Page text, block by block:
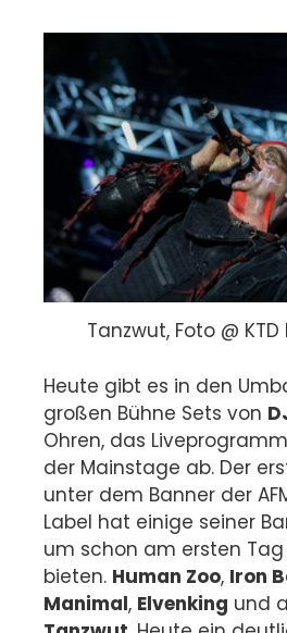
Tanzwut, Foto @
Heute gibt es in den
großen Bühne Sets von
Ohren, das
der Mainstage ab. Der
unter dem Banner der
Label hat einige seiner
um schon am ersten
bieten. Human Zoo, Iron
Manimal, Elvenking und